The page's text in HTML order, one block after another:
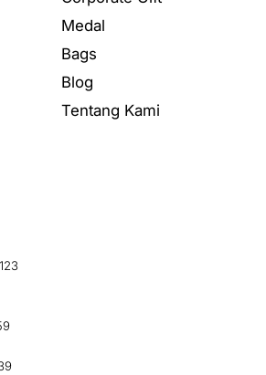
Medal
Bags
Blog
Tentang Kami